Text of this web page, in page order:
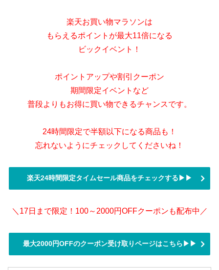
楽天お買い物マラソンは
もらえるポイントが最大11倍になる
ビックイベント！
ポイントアップや割引クーポン
期間限定イベントなど
普段よりもお得に買い物できるチャンスです。
24時間限定で半額以下になる商品も！
忘れないようにチェックしてくださいね！
楽天24時間限定タイムセール商品をチェックする▶▶
＼17日まで限定！100～2000円OFFクーポンも配布中／
最大2000円OFFのクーポン受け取りページはこちら▶▶